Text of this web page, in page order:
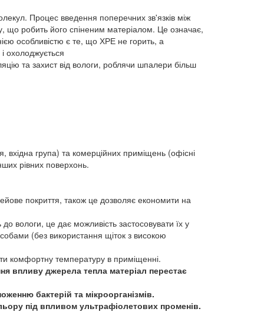
Процес введення поперечних зв'язків між
що робить його спіненим матеріалом. Це означає,
особливістю є те, що ХРЕ не горить, а
охолоджується
та захист від вологи, роблячи шпалери більш
вхідна група) та комерційних приміщень (офісні
рівних поверхонь.
покриття, також це дозволяє економити на
вологи, це дає можливість застосовувати їх у
(без використання щіток з високою
комфортну температуру в приміщенні.
впливу джерела тепла матеріал перестає
бактерій та мікроорганізмів.
під впливом ультрафіолетових променів.